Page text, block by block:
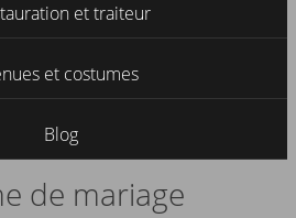
et traiteur
et costumes
Blog
de mariage